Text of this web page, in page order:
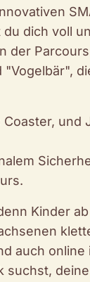
dich voll
der
und
Kinder ab
auch
suchst,